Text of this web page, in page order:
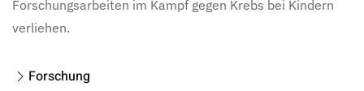
Forschungsarbeiten im Kampf gegen Krebs bei Kindern
verliehen.
Forschung